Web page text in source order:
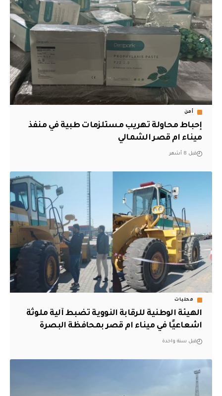
أمن
إحباط محاولة تهريب مستلزمات طبية في منفذ
ميناء ام قصر الشمالي
قبل 8 أشهر
محليات
الهيئة الوطنية للرقابة النووية تضبط آلية ملوثة
اشعاعيًا في ميناء ام قصر بمحافظة البصرة
قبل سنة واحدة